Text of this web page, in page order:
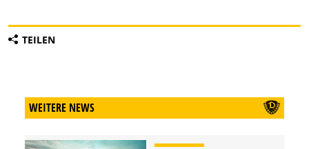
TEILEN
WEITERE NEWS